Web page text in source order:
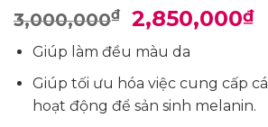
3,000,000₫
Giá
gốc
là:
3,000,000₫.
2,850,000₫
Giúp làm đều màu da
Giúp tối ưu hóa việc cung cấp
hoạt động để sản sinh melanin.